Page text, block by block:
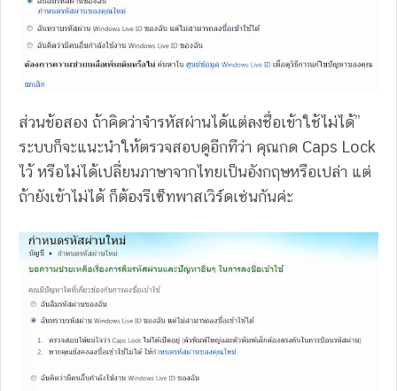
ส่วนข้อสอง ถ้าคิดว่าจำรหัสผ่านได้แต่ลงชื่อเข้าใช้ไม่ได้”
ระบบก็จะแนะนำให้ตรวจสอบดูอีกทีว่า คุณกด Caps Lock
ไว้ หรือไม่ได้เปลี่ยนภาษาจากไทยเป็นอังกฤษหรือเปล่า แต่
ถ้ายังเข้าไม่ได้ ก็ต้องรีเซ็ทพาสเวิร์ดเช่นกันค่ะ